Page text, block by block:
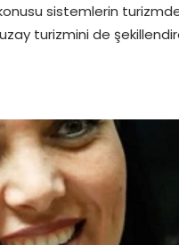
sistemlerin
turizmini de